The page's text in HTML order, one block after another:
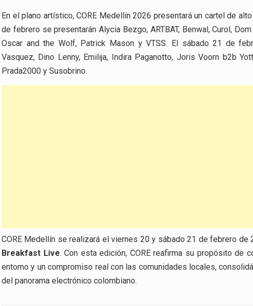
En el plano artístico, CORE Medellín 2026 presentará un cartel de
de febrero se presentarán Alycia Bezgo, ARTBAT, Benwal, Curol,
Oscar and the Wolf, Patrick Mason y VTSS. El sábado 21 de
Vasquez, Dino Lenny, Emilija, Indira Paganotto, Joris Voorn b2b
Prada2000 y Susobrino.
CORE Medellín se realizará el viernes 20 y sábado 21 de febrero de
Breakfast Live. Con esta edición, CORE reafirma su propósito de
entorno y un compromiso real con las comunidades locales,
del panorama electrónico colombiano.